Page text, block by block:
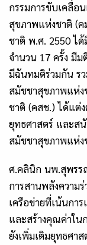
กรรมการขับเคลื่อ
สุขภาพแห่งชาติ (
ชาติ พ.ศ. 2550ได้
จำนวน 17 ครั้ง มีม
มีฉันทมติร่วมกัน ร
สมัชชาสุขภาพแห่ง
ชาติ (คสช.) ได้แต่
ยุทธศาสตร์ และส
สมัชชาสุขภาพแห่ง
ศ.คลินิก นพ.สุพรร
การสานพลังความ
เครือข่ายที่เน้นกา
และสร้างคุณค่าใน
ยังเพิ่มเติมยุทธศา